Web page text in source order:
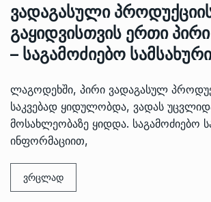
ვადაგასული
გაყიდვისთვის ერთი
– საგამოძიებო სამსახური
ლაგოდეხში, პირი ვადაგასულ
საკვებად ყიდულობდა, ვადას
მოსახლეობაზე ყიდდა. საგამოძიებო
ინფორმაციით,
ვრცლად